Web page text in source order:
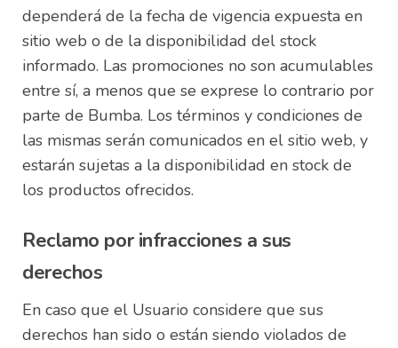
dependerá de la fecha de vigencia expuesta en
sitio web o de la disponibilidad del stock
informado. Las promociones no son acumulables
entre sí, a menos que se exprese lo contrario por
parte de Bumba. Los términos y condiciones de
las mismas serán comunicados en el sitio web, y
estarán sujetas a la disponibilidad en stock de
los productos ofrecidos.
Reclamo por infracciones a sus
derechos
En caso que el Usuario considere que sus
derechos han sido o están siendo violados de